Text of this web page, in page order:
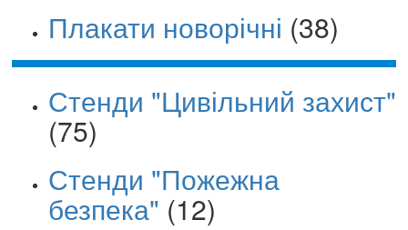
Плакати новорічні (38)
Стенди "Цивільний захист"
(75)
Стенди "Пожежна
безпека" (12)